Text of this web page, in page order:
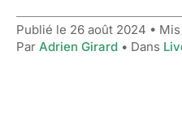
Publié le 26 août 2024 •
Par Adrien Girard • Dans